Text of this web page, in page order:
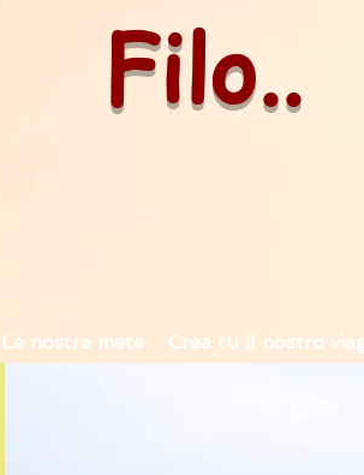
Le nostre mete Crea tu il nostro